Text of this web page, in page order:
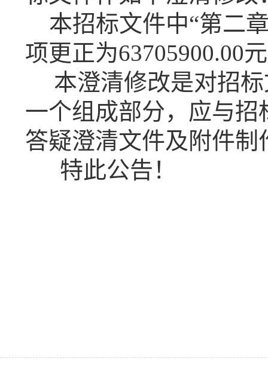
本招标文件中“第二
项更正为63705900.00元
本澄清修改是对招
一个组成部分，应与
答疑澄清文件及附件制
特此公告！